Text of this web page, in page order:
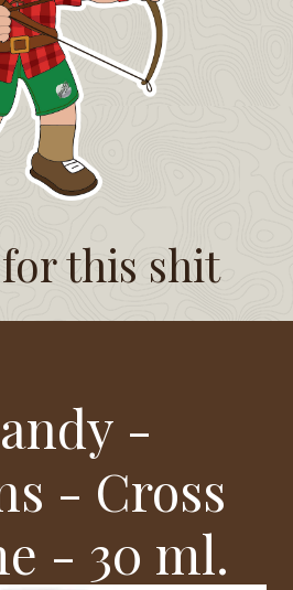
this shit
-
- Cross
- 30 ml.